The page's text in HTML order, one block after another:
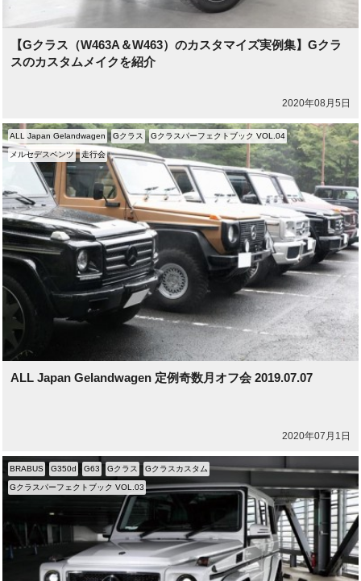
【Gクラス（W463A＆W463）のカスタマイズ実例集】Gクラ
スのカスタムメイクを紹介
2020年08月5日
ALL Japan Gelandwagen 定例奇数月オフ会 2019.07.07
2020年07月1日
ALL Japan Gelandwagen Gクラス Gクラスパーフェクトブック VOL.04
メルセデスベンツ 走行会
BRABUS G350d G63 Gクラス Gクラスカスタム
Gクラスパーフェクトブック VOL.03